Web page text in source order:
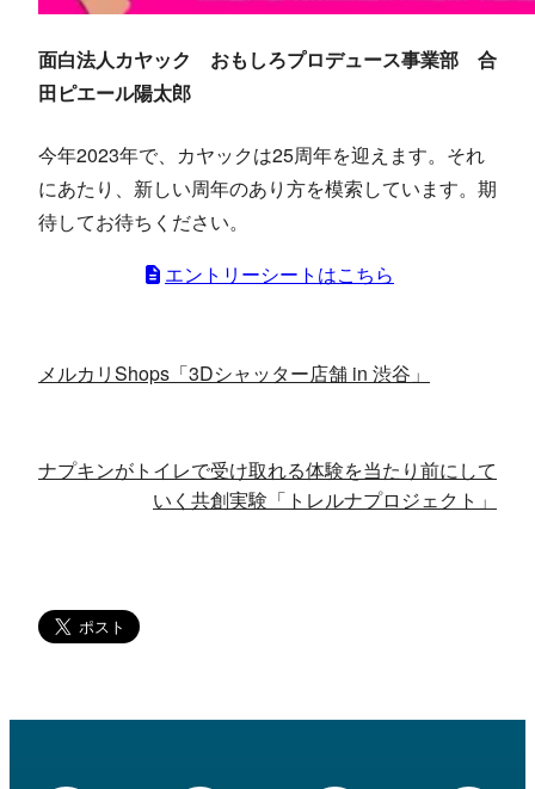
面白法人カヤック おもしろプロデュース事業部 合
田ピエール陽太郎
今年2023年で、カヤックは25周年を迎えます。それ
にあたり、新しい周年のあり方を模索しています。期
待してお待ちください。
エントリーシートはこちら
メルカリShops「3Dシャッター店舗 in 渋谷」
ナプキンがトイレで受け取れる体験を当たり前にして
いく共創実験「トレルナプロジェクト」